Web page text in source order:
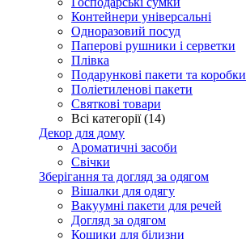
Контейнери універсальні
Одноразовий посуд
Паперові рушники і серветки
Плівка
Подарункові пакети та коробки
Поліетиленові пакети
Святкові товари
Всі категорії (14)
Декор для дому
Ароматичні засоби
Свічки
Зберігання та догляд за одягом
Вішалки для одягу
Вакуумні пакети для речей
Догляд за одягом
Кошики для білизни